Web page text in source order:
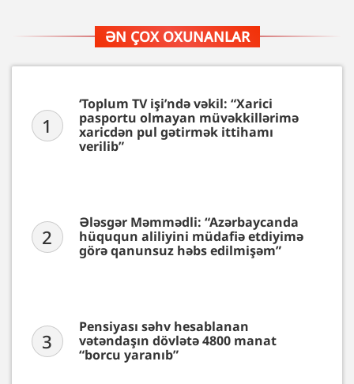
ƏN ÇOX OXUNANLAR
1
‘Toplum TV işi’ndə vəkil: “Xarici
pasportu olmayan müvəkkillərimə
xaricdən pul gətirmək ittihamı
verilib”
2
Ələsgər Məmmədli: “Azərbaycanda
hüququn aliliyini müdafiə etdiyimə
görə qanunsuz həbs edilmişəm”
3
Pensiyası səhv hesablanan
vətəndaşın dövlətə 4800 manat
“borcu yaranıb”